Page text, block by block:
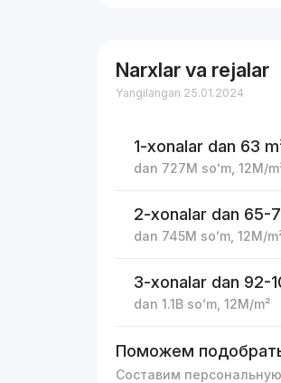
Narxlar va rejalar
Yangilangan 25.01.2024
1-xonalar dan 63
dan 727M soʻm ,12M/
2-xonalar dan 65-
dan 745M soʻm ,12M/
3-xonalar dan 92-
dan1.1B soʻm ,12M/m²
Поможем
Составим